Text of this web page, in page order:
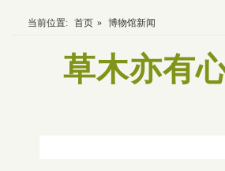
当前位置: 首页 » 博物馆新闻
草木亦有